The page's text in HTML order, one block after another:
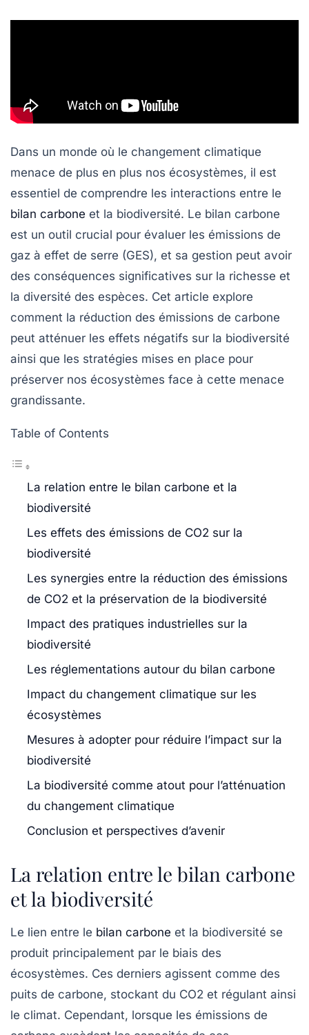
Dans un monde où le changement climatique
menace de plus en plus nos écosystèmes, il est
essentiel de comprendre les interactions entre le
bilan carbone et la biodiversité. Le bilan carbone
est un outil crucial pour évaluer les émissions de
gaz à effet de serre (GES), et sa gestion peut avoir
des conséquences significatives sur la richesse et
la diversité des espèces. Cet article explore
comment la réduction des émissions de carbone
peut atténuer les effets négatifs sur la biodiversité
ainsi que les stratégies mises en place pour
préserver nos écosystèmes face à cette menace
grandissante.
Table of Contents
La relation entre le bilan carbone et la
biodiversité
Les effets des émissions de CO2 sur la
biodiversité
Les synergies entre la réduction des émissions
de CO2 et la préservation de la biodiversité
Impact des pratiques industrielles sur la
biodiversité
Les réglementations autour du bilan carbone
Impact du changement climatique sur les
écosystèmes
Mesures à adopter pour réduire l’impact sur la
biodiversité
La biodiversité comme atout pour l’atténuation
du changement climatique
Conclusion et perspectives d’avenir
La relation entre le bilan carbone
et la biodiversité
Le lien entre le bilan carbone et la biodiversité se
produit principalement par le biais des
écosystèmes. Ces derniers agissent comme des
puits de carbone, stockant du CO2 et régulant ainsi
le climat. Cependant, lorsque les émissions de